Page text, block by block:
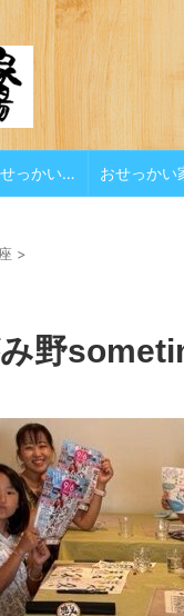
住まいのおせっかい家
>
野